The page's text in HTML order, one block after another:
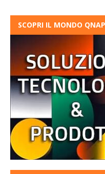
SCOPRI IL MONDO QNAP